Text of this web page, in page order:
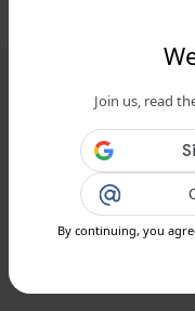
Join us, read
By continuing, you